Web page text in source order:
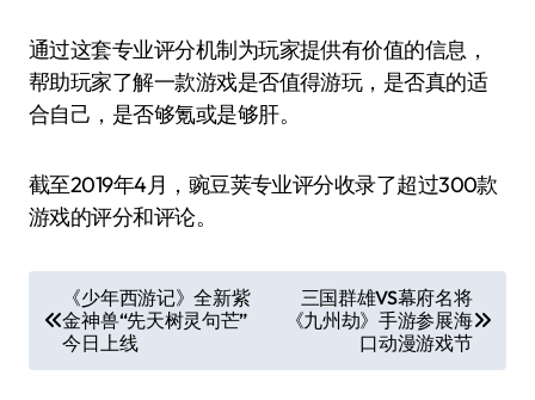
通过这套专业评分机制为玩家提供有价值的信息，
帮助玩家了解一款游戏是否值得游玩，是否真的适
合自己，是否够氪或是够肝。
截至2019年4月，豌豆荚专业评分收录了超过300款
游戏的评分和评论。
章
导
《少年西游记》全新紫
金神兽“先天树灵句芒”
今日上线
三国群雄VS幕府名将
《九州劫》手游参展海
口动漫游戏节